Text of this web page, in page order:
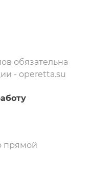
обязательна
- operetta.su
прямой